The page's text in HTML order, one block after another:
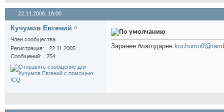
22.11.2006, 16:00
Кучумов Евгений
Член сообщества
Регистрация
22.11.2005
Сообщений
254
Заранее благодарен